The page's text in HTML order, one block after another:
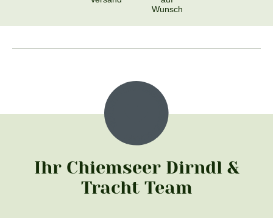
Wunsch
Ihr Chiemseer Dirndl &
Tracht Team